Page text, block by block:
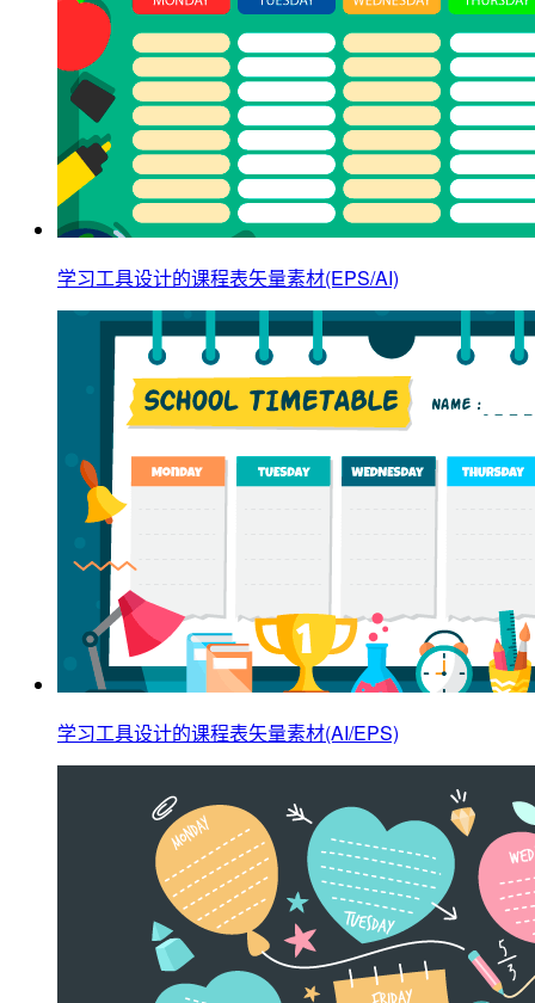
学习工具设计的课程表矢量素材(EPS/AI)
学习工具设计的课程表矢量素材(AI/EPS)